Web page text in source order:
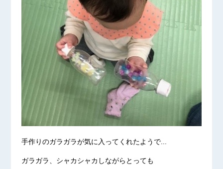
手作りのガラガラが気に入ってくれたようで...
ガラガラ、シャカシャカしながらとっても